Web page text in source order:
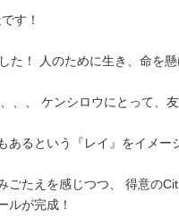
す！
！ 人のために生き、命を懸
、 ケンシロウにとって、
るという『レイ』をイメー
たえを感じつつ、 得意の
ルが完成！